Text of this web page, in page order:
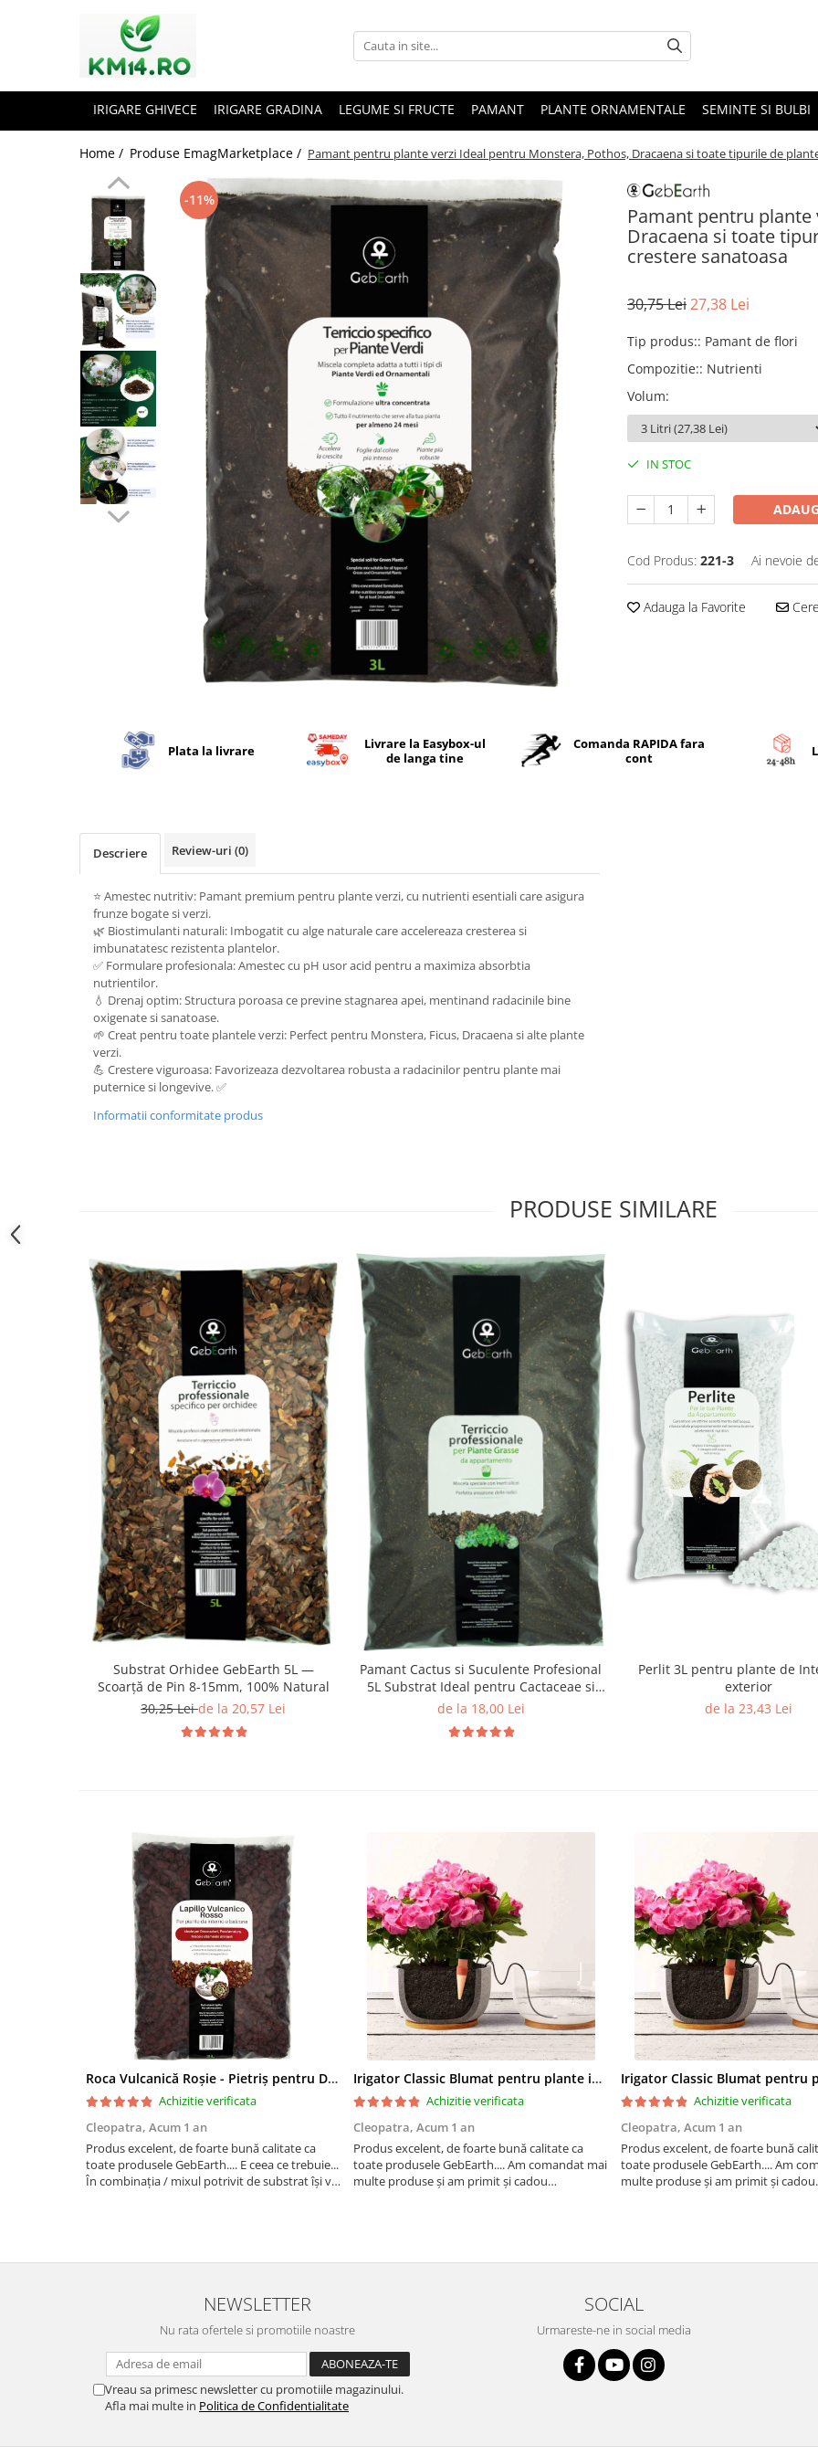
IRIGARE GHIVECE IRIGARE GRADINA LEGUME SI FRUCTE PAMANT PLANTE ORNAMENTALE SEMINTE SI BULBI
Home / Produse EmagMarketplace / Pamant pentru plante verzi Ideal pentru Monstera, Pothos, Dracaena si toate tipurile de
Pamant pentru
Dracaena si toate
crestere sanatoasa
-11%
Facebook
30,75 Lei27,38 Lei
Tip produs:: Pamant de flori
Compozitie:: Nutrienti
Volum:
IN STOC
Cod Produs: 221-3 Ai nevoie
Adauga la Favorite
Plata la livrare
Livrare la Easybox-ul
de langa tine
Comanda RAPIDA fara
cont
Descriere Review-uri (0)
⭐ Amestec nutritiv: Pamant premium pentru plante verzi, cu nutrienti esentiali care asigura
frunze bogate si verzi.
🌿 Biostimulanti naturali: Imbogatit cu alge naturale care accelereaza cresterea si
imbunatatesc rezistenta plantelor.
✅ Formulare profesionala: Amestec cu pH usor acid pentru a maximiza absorbtia
nutrientilor.
💧 Drenaj optim: Structura poroasa ce previne stagnarea apei, mentinand radacinile bine
oxigenate si sanatoase.
🌱 Creat pentru toate plantele verzi: Perfect pentru Monstera, Ficus, Dracaena si alte plante
verzi.
💪 Crestere viguroasa: Favorizeaza dezvoltarea robusta a radacinilor pentru plante mai
puternice si longevive. ✅
Informatii conformitate produs
PRODUSE SIMILARE
Substrat Orhidee GebEarth 5L —
Scoarță de Pin 8-15mm, 100% Natural
30,25 Leide la 20,57 Lei
Pamant Cactus si Suculente Profesional
5L Substrat Ideal pentru Cactaceae si
Alte Suculente de Interior
de la 18,00 Lei
Perlit 3L pentru plante de
exterior
de la 23,43 Lei
Roca Vulcanică Roșie - Pietriș pentru Drenaj, Aerare si Decorativ
Achizitie verificata
Cleopatra, Acum 1 an
Produs excelent, de foarte bună calitate ca
toate produsele GebEarth.... E ceea ce trebuie...
În combinația / mixul potrivit de substrat își va
Irigator Classic Blumat pentru plante in ghiveci, debit 75ml pana la 125 ml/24 h
Achizitie verificata
Cleopatra, Acum 1 an
Produs excelent, de foarte bună calitate ca
toate produsele GebEarth.... Am comandat mai
multe produse și am primit și cadou
Achizitie verificata
Cleopatra, Acum 1 an
Produs excelent, de foarte bună
toate produsele GebEarth.... Am
multe produse și am primit și cadou
NEWSLETTER
Nu rata ofertele si promotiile noastre
Vreau sa primesc newsletter cu promotiile magazinului.
Afla mai multe in Politica de Confidentialitate
SOCIAL
Urmareste-ne in social media